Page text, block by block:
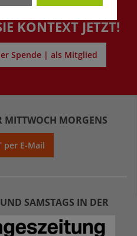
KONTEXT JETZT!
Spende | als Mitglied
MITTWOCH MORGENS
per E-Mail
SAMSTAGS IN DER